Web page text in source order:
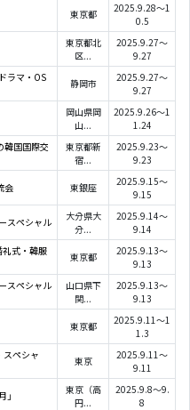
東京都
2025.9.28～1
0.5
東京都北
区...
2025.9.27～
9.27
ラマ・OS
静岡市
2025.9.27～
9.27
岡山県岡
山...
2025.9.26～1
1.24
韓国国際交
東京都新
宿...
2025.9.23～
9.23
会 東銀座
2025.9.15～
9.15
スペシャル
大分県大
分...
2025.9.14～
9.14
式・韓服
東京都
2025.9.13～
9.13
スペシャル
山口県下
関...
2025.9.13～
9.13
東京都
2025.9.11～1
1.3
スペシャ
東京
2025.9.11～
9.11
」
東京（高
円...
2025.9.8～9.
8